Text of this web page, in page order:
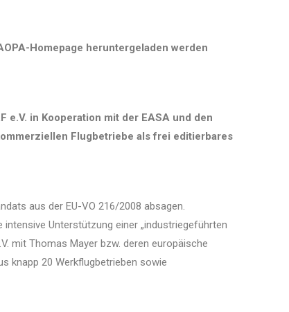
Homepage heruntergeladen werden
e.V. in Kooperation mit der EASA und den
Flugbetriebe als frei editierbares
aus der EU-VO 216/2008 absagen.
Unterstützung einer „industriegeführten
mit Thomas Mayer bzw. deren europäische
knapp 20 Werkflugbetrieben sowie